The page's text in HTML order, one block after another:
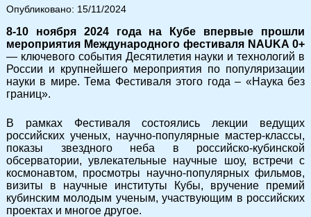
Опубликовано: 15/11/2024
8-10 ноября 2024 года
на Кубе впервые прошли
мероприятия Международного фестиваля NAUKA 0+
— ключевого события Десятилетия науки и технологий в
России и крупнейшего мероприятия по популяризации
науки в мире. Тема Фестиваля этого года – «Наука без
границ».
В рамках Фестиваля состоялись лекции ведущих
российских ученых, научно-популярные мастер-классы,
показы звездного неба в российско-кубинской
обсерватории, увлекательные научные шоу, встречи с
космонавтом, просмотры научно-популярных фильмов,
визиты в научные институты Кубы, вручение премий
кубинским молодым ученым, участвующим в российских
проектах и многое другое.